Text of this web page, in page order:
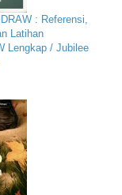
: Referensi,
Latihan
Lengkap / Jubilee